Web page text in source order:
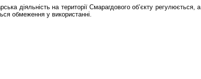
діяльність на території Смарагдового об’єкту регулюється, а
обмеження у використанні.